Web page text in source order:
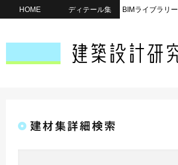
HOME ディテール集 BIMライブラリー